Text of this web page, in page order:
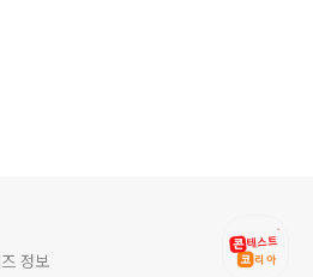
정보